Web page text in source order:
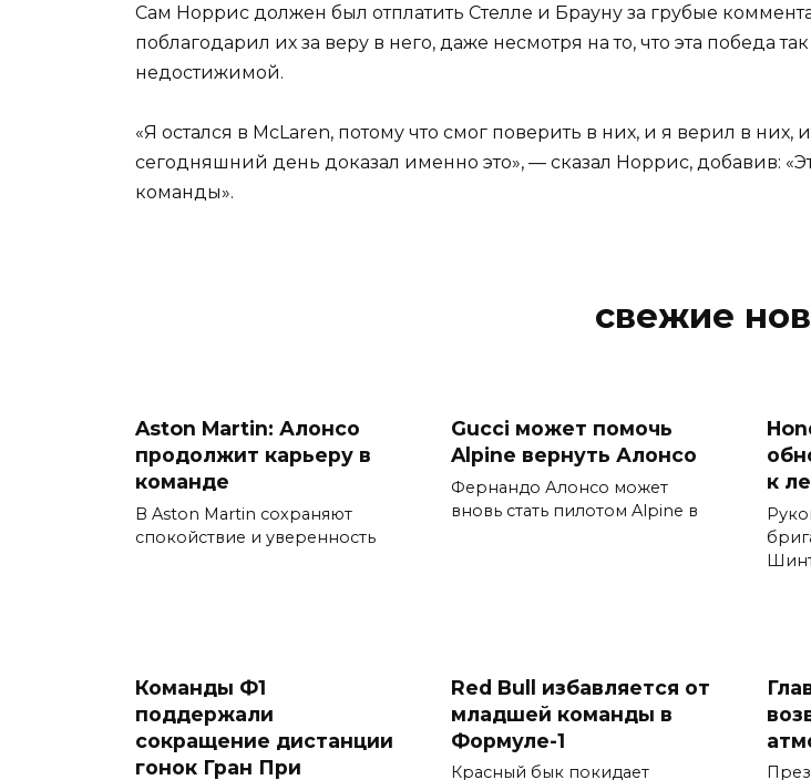
Сам Норрис должен был отплатить Стелле и Брауну за грубые
поблагодарил их за веру в него, даже несмотря на то, что эта победа
недостижимой.
«Я остался в McLaren, потому что смог поверить в них, и я верил в них, и
сегодняшний день доказал именно это», — сказал Норрис, добавив:
команды».
свежие
Aston Martin: Алонсо
продолжит карьеру в
команде
В Aston Martin сохраняют
спокойствие и уверенность
Gucci может помочь
Alpine вернуть Алонсо
Фернандо Алонсо может
вновь стать пилотом Alpine в
к
Команды Ф1
поддержали
сокращение дистанции
гонок Гран При
Red Bull избавляется от
младшей команды в
Формуле-1
Красный бык покидает